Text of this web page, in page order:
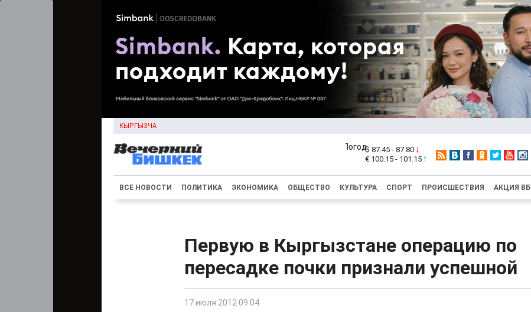
КЫРГЫЗЧА
$ 87.45 - 87.80
€ 100.15 - 101.15
ВСЕ НОВОСТИ ПОЛИТИКА ЭКОНОМИКА ОБЩЕСТВО КУЛЬТУРА СПОРТ ПРОИСШЕСТВИЯ АКЦИЯ ВБ
Первую в Кыргызстане операцию по
пересадке почки признали успешной
17 июля 2012 09:04